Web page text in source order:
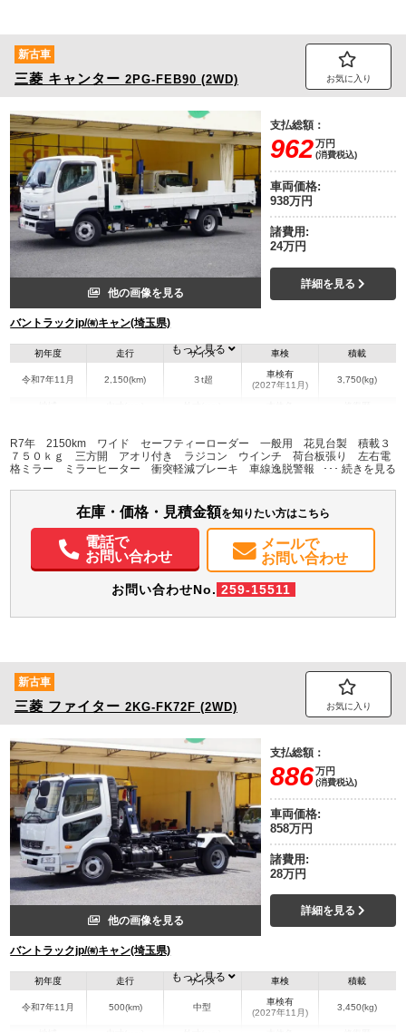
新古車
三菱 キャンター 2PG-FEB90 (2WD) お気に入り
他の画像を見る
バントラックjp/㈲キャン(埼玉県)
支払総額：
962万円
(消費税込)
車両価格:
938万円
諸費用:
24万円
詳細を見る
初年度
令和7年11月
走行
2,150(km)
サイズ
３t超
車検
車検有
(2027年11月)
積載
3,750(kg)
埼玉県
W:2,100
H:200
H:2,230
無
パワステ パワーウィンドウ ABS エアバッグ
集中ドアロック
電動格納ミラー
もっと見る
R7年 2150km ワイド セーフティーローダー 一般用 花見台製 積載３
７５０ｋｇ 三方開 アオリ付き ラジコン ウインチ 荷台板張り 左右電
格ミラー ミラーヒーター 衝突軽減ブレーキ 車線逸脱警報 ＡＴ 作業
進補助
在庫・価格・見積金額を知りたい方はこちら
電話で
お問い合わせ
メールで
お問い合わせ
お問い合わせNo. 259-15511
新古車
三菱 ファイター 2KG-FK72F (2WD) お気に入り
他の画像を見る
バントラックjp/㈲キャン(埼玉県)
支払総額：
886万円
(消費税込)
車両価格:
858万円
諸費用:
28万円
詳細を見る
初年度
令和7年11月
走行
500(km)
サイズ
中型
車検
車検有
(2027年11月)
積載
3,450(kg)
もっと見る